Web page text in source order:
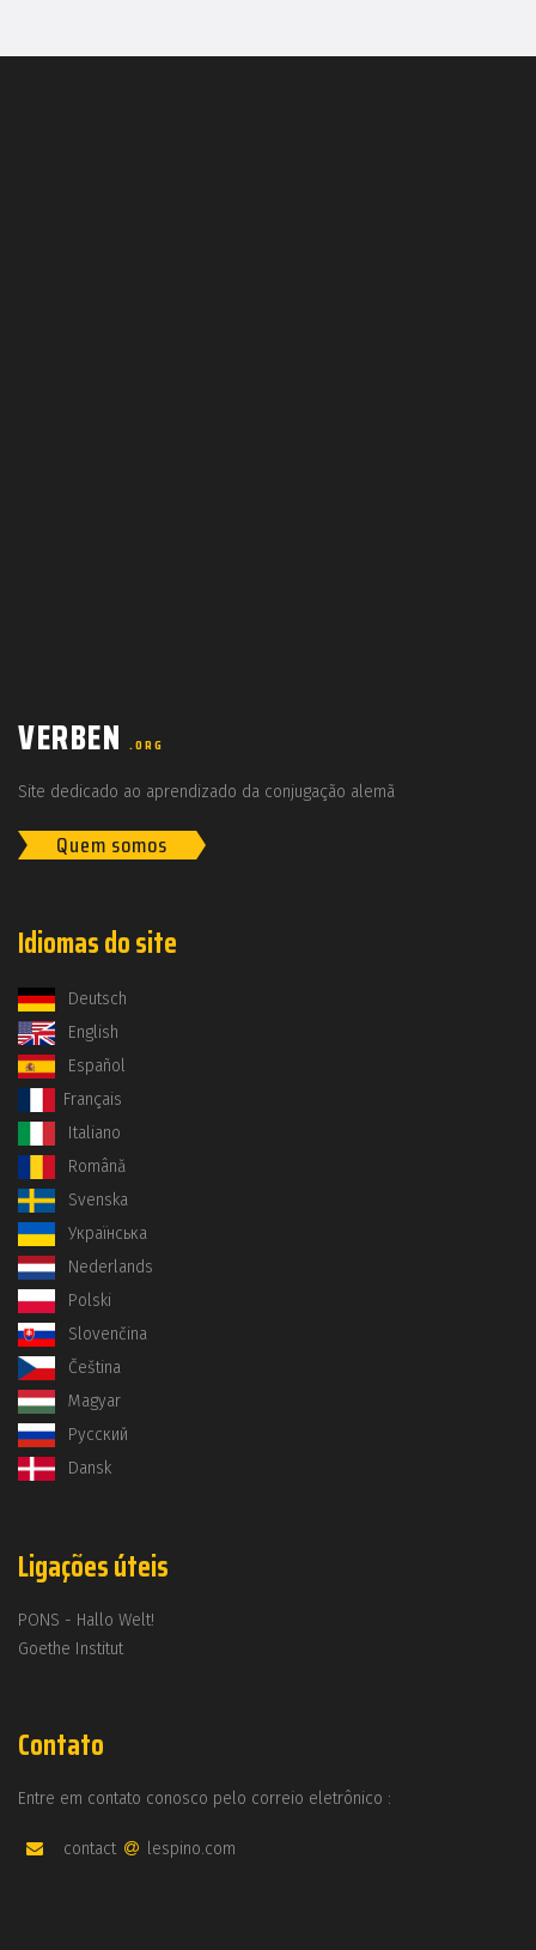
VERBEN .ORG
Site dedicado ao aprendizado da conjugação alemã
Quem somos
Idiomas do site
Deutsch
English
Español
Français
Italiano
Română
Svenska
Українська
Nederlands
Polski
Slovenčina
Čeština
Magyar
Русский
Dansk
Ligações úteis
PONS - Hallo Welt!
Goethe Institut
Contato
Entre em contato conosco pelo correio eletrônico :
contact lespino.com